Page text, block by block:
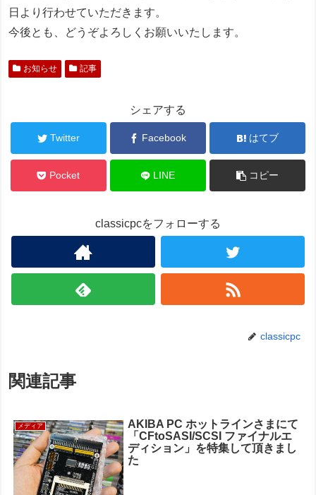
日より行わせていただきます。
今後とも、どうぞよろしくお願いいたします。
お知らせ 記事
シェアする
Twitter Facebook はてブ
Pocket LINE コピー
classicpcをフォローする
classicpc
関連記事
メディア
AKIBA PC ホットラインさまにて
「CFtoSASI/SCSI ファイナルエ
ディション」を特集して頂きまし
た